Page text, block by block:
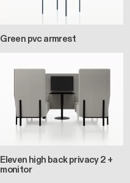
Green pvc armrest
Eleven high back privacy 2 +
monitor